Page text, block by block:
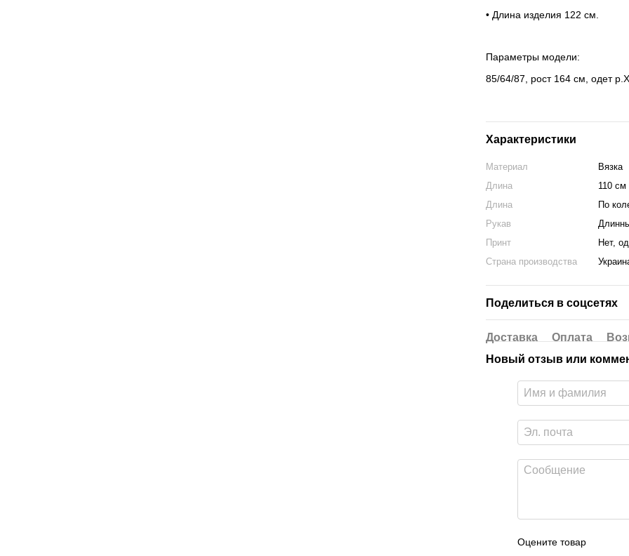
• Длина изделия 122 см.
Параметры модели:
85/64/87, рост 164 см, одет
Характеристики
Материал
Вязка
Длина
110 см
Длина
По
Рукав
Принт
Нет,
Страна производства
Поделиться в соцсетях
Доставка Оплата
Новый отзыв или
Оцените товар